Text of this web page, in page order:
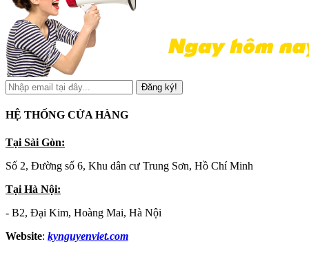
Đăng ký!
HỆ THỐNG CỬA HÀNG
Tại Sài Gòn:
Số 2, Đường số 6, Khu dân cư Trung Sơn, Hồ Chí Minh
Tại Hà Nội:
- B2, Đại Kim, Hoàng Mai, Hà Nội
Website: kynguyenviet.com